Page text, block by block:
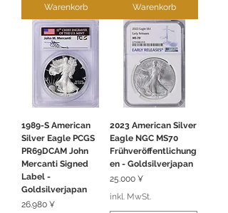
Warenkorb
Warenkorb
1989-S American
Silver Eagle PCGS
PR69DCAM John
Mercanti Signed
Label -
Goldsilverjapan
Preis
26.980 ¥
2023 American Silver
Eagle NGC MS70
Frühveröffentlichung
en - Goldsilverjapan
Preis
25.000 ¥
inkl. MwSt.